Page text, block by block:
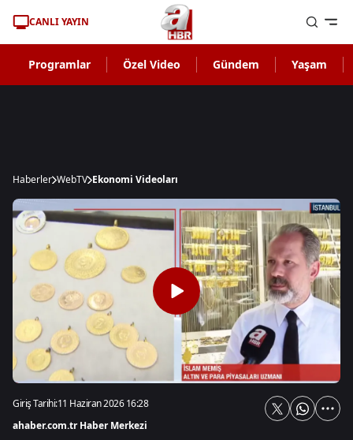
CANLI YAYIN
Programlar Özel Video Gündem Yaşam
Haberler WebTV Ekonomi Videoları
Giriş Tarihi:11 Haziran 2026 16:28
ahaber.com.tr Haber Merkezi